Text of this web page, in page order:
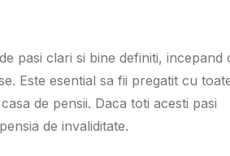
pasi clari si bine definiti, incepand
Este esential sa fii pregatit cu
de pensii. Daca toti acesti pasi
de invaliditate.